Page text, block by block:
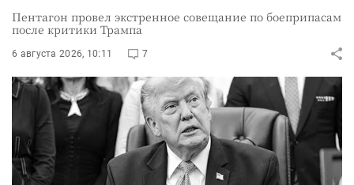
Пентагон провел экстренное совещание по боеприпасам
после критики Трампа
6 августа 2026, 10:11 7